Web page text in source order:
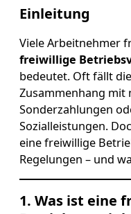
Einleitung
Viele Arbeitnehmer
freiwillige
bedeutet. Oft fällt
Zusammenhang mit
Sonderzahlungen
Sozialleistungen.
eine freiwillige
Regelungen – und
1. Was ist eine